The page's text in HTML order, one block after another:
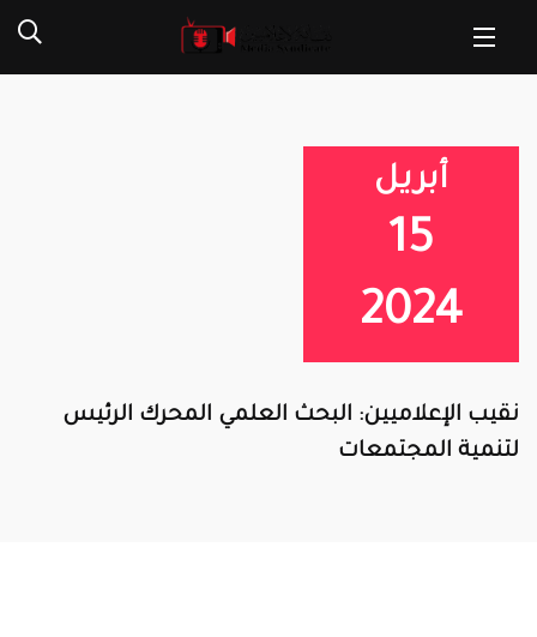
أبريل
15
2024
نقيب الإعلاميين: البحث العلمي المحرك الرئيس
لتنمية المجتمعات